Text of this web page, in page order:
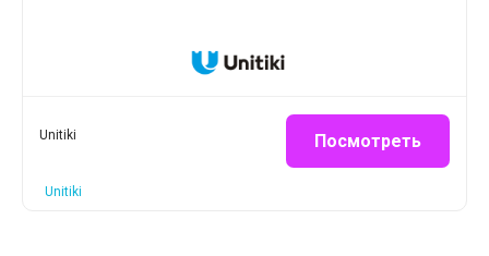
Unitiki Посмотреть
Unitiki